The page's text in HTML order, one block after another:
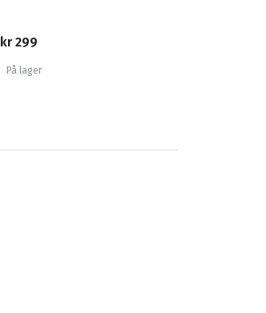
kr 299
På lager